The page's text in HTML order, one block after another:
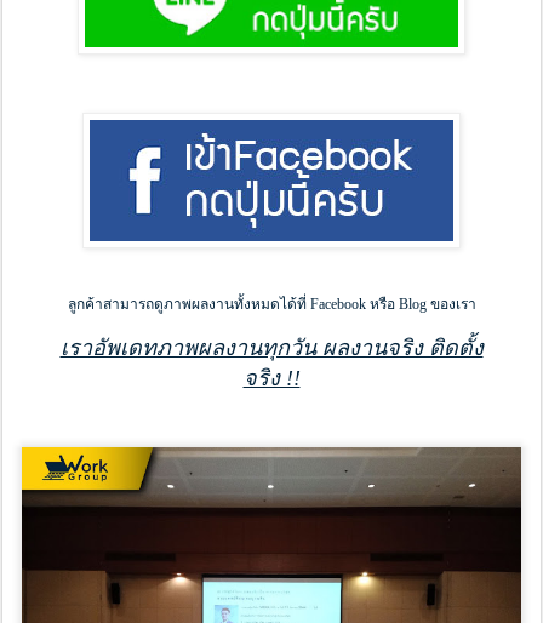
ลูกค้าสามารถดูภาพผลงานทั้งหมดได้ที่ Facebook หรือ Blog ของเรา
เราอัพเดทภาพผลงานทุกวัน ผลงานจริง ติดตั้ง
จริง !!